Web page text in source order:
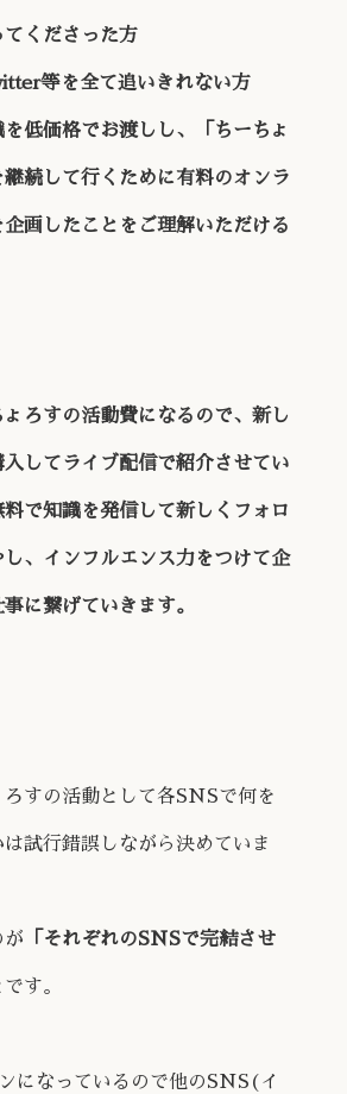
てくださった方
等を全て追いきれない方
低価格でお渡しし、「ちーちょ
継続して行くために有料のオンラ
画したことをご理解いただける
ろすの活動費になるので、新し
してライブ配信で紹介させてい
で知識を発信して新しくフォロ
し、インフルエンス力をつけて企
に繋げていきます。
ろすの活動として各SNSで何を
試行錯誤しながら決めていま
が 「それぞれのSNSで完結させ
す。
になっているので他のSNS(イ